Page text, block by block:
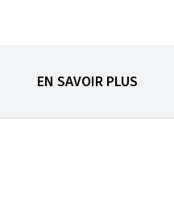
EN SAVOIR PLUS